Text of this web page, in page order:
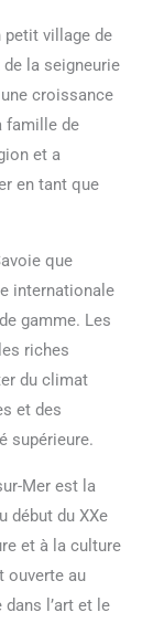
petit village de
de la seigneurie
croissance
famille de
et a
en tant que
que
internationale
gamme. Les
riches
du climat
et des
supérieure.
Mer est la
début du XXe
et à la culture
ouverte au
l’art et le